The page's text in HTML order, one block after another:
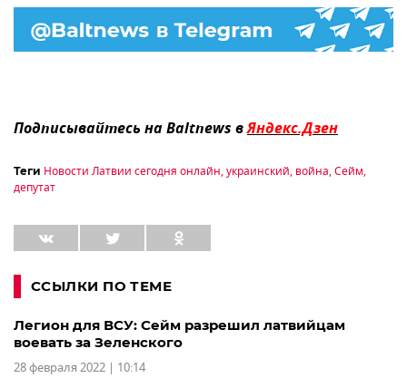
Подписывайтесь на Baltnews вЯндекс.Дзен
Теги Новости Латвии сегодня онлайн,украинский, война,Сейм,
депутат
ССЫЛКИ ПО ТЕМЕ
Легион для ВСУ: Сейм разрешил латвийцам
воевать за Зеленского
28 февраля 2022 | 10:14